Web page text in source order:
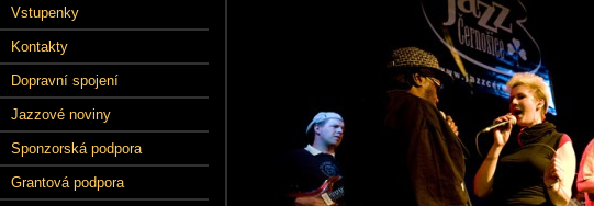
Vstupenky
Kontakty
Dopravní spojení
Jazzové noviny
Sponzorská podpora
Grantová podpora